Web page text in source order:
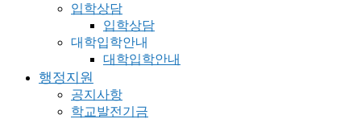
입학상담
입학상담
대학입학안내
대학입학안내
행정지원
공지사항
학교발전기금